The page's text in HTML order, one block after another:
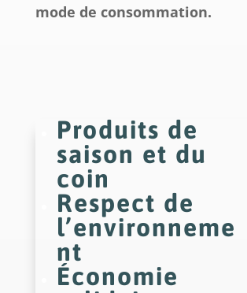
mode de consommation.
Produits de
saison et du
coin
Respect de
l’environneme
nt
Économie